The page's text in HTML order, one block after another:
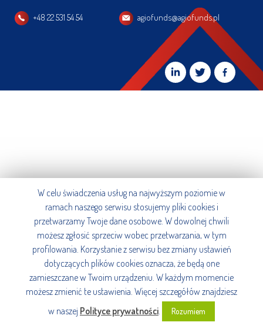
+48 22 531 54 54 agiofunds@agiofunds.pl
W celu świadczenia usług na najwyższym poziomie w
ramach naszego serwisu stosujemy pliki cookies i
przetwarzamy Twoje dane osobowe. W dowolnej chwili
możesz zgłosić sprzeciw wobec przetwarzania, w tym
profilowania. Korzystanie z serwisu bez zmiany ustawień
dotyczących plików cookies oznacza, że będą one
zamieszczane w Twoim urządzeniu. W każdym momencie
możesz zmienić te ustawienia. Więcej szczegółów znajdziesz
w naszej Polityce prywatności. Rozumiem